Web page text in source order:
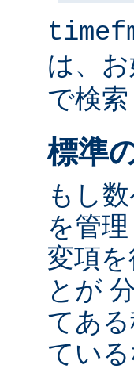
は、
で検
標準
もし
を管
変項
とが
てあ
てい